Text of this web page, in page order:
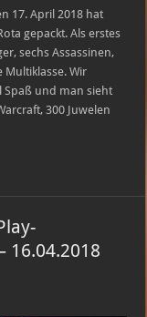
17. April 2018 hat
gepackt. Als erstes
sechs Assassinen,
Multiklasse. Wir
Spaß und man sieht
300 Juwelen
16.04.2018